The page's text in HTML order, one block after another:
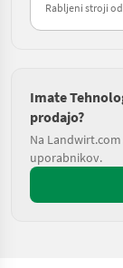
Rabljeni stroji
Imate
prodajo?
Na
uporabnikov.